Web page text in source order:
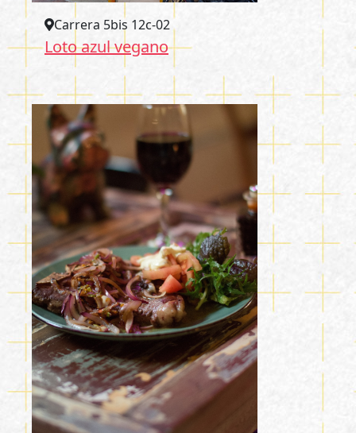
Carrera 5bis 12c-02
Loto azul vegano